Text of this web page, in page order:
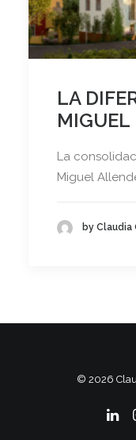
LA
MIGUEL
La
Miguel
by Claudia
© 2026